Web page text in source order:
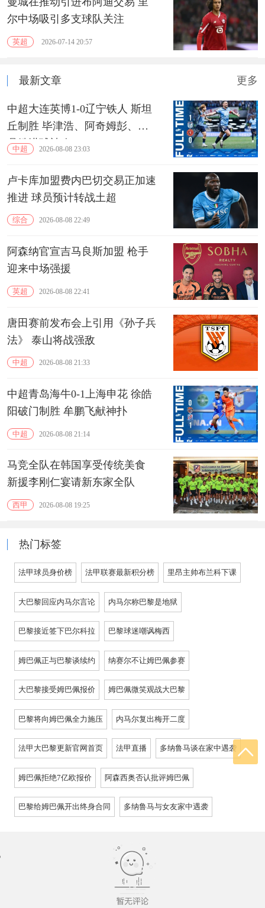
尔中场吸引多支球队关注
英超 2026-07-14 20:57
最新文章 更多
中超大连英博1-0辽宁铁人 斯坦
丘制胜 毕津浩、阿奇姆彭、严
鼎皓进球被吹
中超 2026-08-08 23:03
卢卡库加盟费内巴切交易正加速
推进 球员预计转战土超
综合 2026-08-08 22:49
阿森纳官宣吉马良斯加盟 枪手
迎来中场强援
英超 2026-08-08 22:41
唐田赛前发布会上引用《孙子兵
法》 泰山将战强敌
中超 2026-08-08 21:33
中超青岛海牛0-1上海申花 徐皓
阳破门制胜 牟鹏飞献神扑
中超 2026-08-08 21:14
马竞全队在韩国享受传统美食
新援李刚仁宴请新东家全队
西甲 2026-08-08 19:25
热门标签
法甲球员身价榜 法甲联赛最新积分榜 里昂主帅布兰科下课
大巴黎回应内马尔言论 内马尔称巴黎是地狱
巴黎接近签下巴尔科拉 巴黎球迷嘲讽梅西
姆巴佩正与巴黎谈续约 纳赛尔不让姆巴佩参赛
大巴黎接受姆巴佩报价 姆巴佩微笑观战大巴黎
巴黎将向姆巴佩全力施压 内马尔复出梅开二度
法甲大巴黎更新官网首页 法甲直播 多纳鲁马谈在家中遇袭
姆巴佩拒绝7亿欧报价 阿森西奥否认批评姆巴佩
巴黎给姆巴佩开出终身合同 多纳鲁马与女友家中遇袭